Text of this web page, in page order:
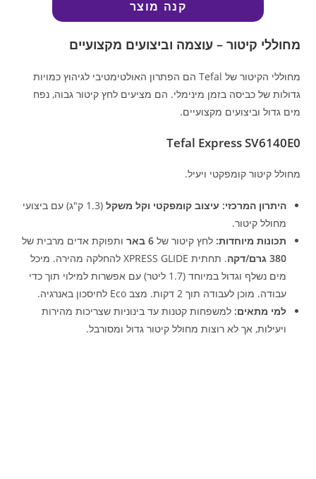
קנה מוצר
מחוללי קיטור – עוצמה וביצועים מקצועיים
מחוללי הקיטור של Tefal הם הפתרון האולטימטיבי לגיהוץ כמויות
גדולות של כביסה בזמן מינימלי. הם מציעים לחץ קיטור גבוה, נפח
מים גדול וביצועים מקצועיים.
Tefal Express SV6140E0
מחולל קיטור קומפקטי ויעיל.
היתרון המרכזי: עיצוב קומפקטי וקל משקל
(1.3 ק"ג) עם ביצועי
מחולל קיטור.
תכונות מיוחדות: לחץ קיטור של6 באר
ותפוקת אדים מרבית של
380 גרם/דקה
. תחתית XPRESS GLIDE להחלקה מהירה. מיכל
מים נשלף וגדול במיוחד (1.7 ליטר) עם אפשרות למילוי תוך כדי
עבודה. מוכן לעבודה תוך 2 דקות. מצב Eco לחיסכון באנרגיה.
למי מתאים: למשפחות קטנות עד בינוניות שצריכות מהירות
ויעילות, אך לא רוצות מחולל קיטור גדול ומסורבל.